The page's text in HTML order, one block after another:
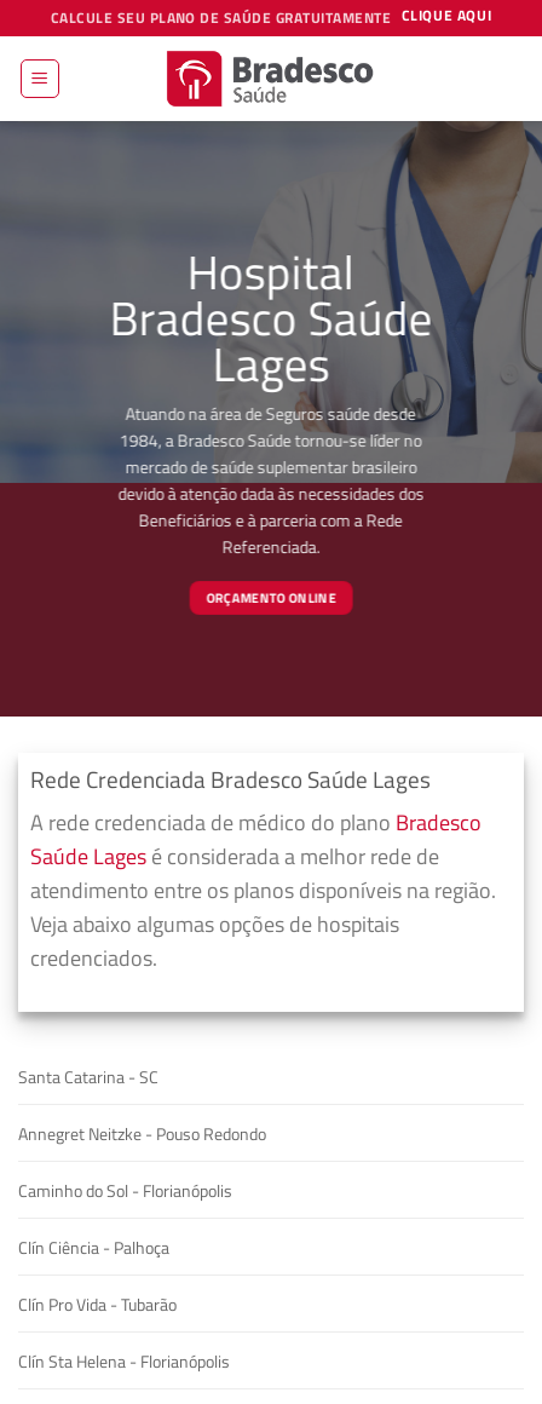
to
content
CALCULE SEU PLANO DE SAÚDE GRATUITAMENTE CLIQUE AQUI
Hospital
Bradesco Saúde
Lages
Atuando na área de Seguros saúde desde
1984, a Bradesco Saúde tornou-se líder no
mercado de saúde suplementar brasileiro
devido à atenção dada às necessidades dos
Beneficiários e à parceria com a Rede
Referenciada.
ORÇAMENTO ONLINE
Rede Credenciada Bradesco Saúde Lages
A rede credenciada de médico do plano Bradesco
Saúde Lagesé considerada a melhor rede de
atendimento entre os planos disponíveis na região.
Veja abaixo algumas opções de hospitais
credenciados.
Santa Catarina - SC
Annegret Neitzke - Pouso Redondo
Caminho do Sol - Florianópolis
Clín Ciência - Palhoça
Clín Pro Vida - Tubarão
Clín Sta Helena - Florianópolis